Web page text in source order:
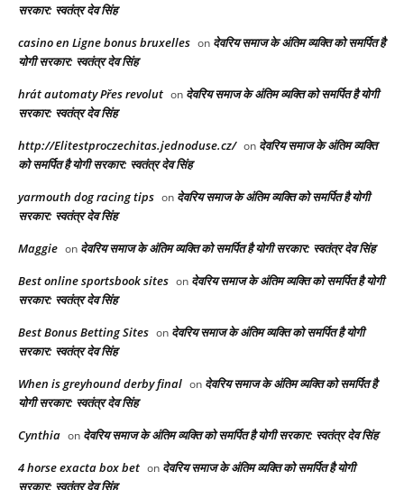
सरकार: स्वतंत्र देव सिंह
casino en Ligne bonus bruxelles on देवरिय समाज के अंतिम व्यक्ति को समर्पित है
योगी सरकार: स्वतंत्र देव सिंह
hrát automaty Přes revolut on देवरिय समाज के अंतिम व्यक्ति को समर्पित है योगी
सरकार: स्वतंत्र देव सिंह
http://Elitestproczechitas.jednoduse.cz/ on देवरिय समाज के अंतिम व्यक्ति
को समर्पित है योगी सरकार: स्वतंत्र देव सिंह
yarmouth dog racing tips​ on देवरिय समाज के अंतिम व्यक्ति को समर्पित है योगी
सरकार: स्वतंत्र देव सिंह
Maggie on देवरिय समाज के अंतिम व्यक्ति को समर्पित है योगी सरकार: स्वतंत्र देव सिंह
Best online sportsbook sites on देवरिय समाज के अंतिम व्यक्ति को समर्पित है योगी
सरकार: स्वतंत्र देव सिंह
Best Bonus Betting Sites on देवरिय समाज के अंतिम व्यक्ति को समर्पित है योगी
सरकार: स्वतंत्र देव सिंह
When is greyhound derby final​ on देवरिय समाज के अंतिम व्यक्ति को समर्पित है
योगी सरकार: स्वतंत्र देव सिंह
Cynthia on देवरिय समाज के अंतिम व्यक्ति को समर्पित है योगी सरकार: स्वतंत्र देव सिंह
4 horse exacta box bet​ on देवरिय समाज के अंतिम व्यक्ति को समर्पित है योगी
सरकार: स्वतंत्र देव सिंह